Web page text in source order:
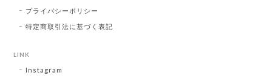
プライバシーポリシー
特定商取引法に基づく表記
LINK
Instagram